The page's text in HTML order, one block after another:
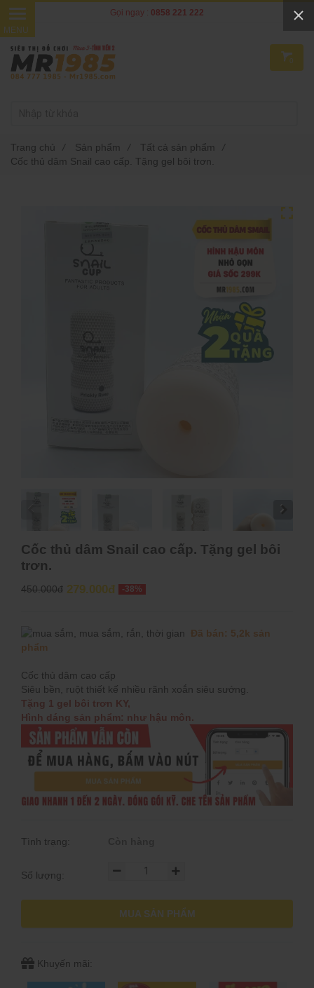
Cốc thủ dâm Snail cao cấp. Tặng gel bôi
trơn.
450.000đ 279.000đ -38%
Đã bán: 5,2k sản
phẩm
Cốc thủ dâm cao cấp
Siêu bền, ruột thiết kế nhiều rãnh xoắn siêu sướng.
Tặng 1 gel bôi trơn KY,
Hình dáng sản phẩm: như hậu môn.
Tình trạng:
Số lượng:
MUA SẢN PHẨM
Khuyến mãi:
Trang chủ / Sản phẩm / Tất cả sản phẩm
/
Cốc thủ dâm Snail cao cấp. Tặng gel bôi trơn.
Gọi ngay : 0858 221 222
0